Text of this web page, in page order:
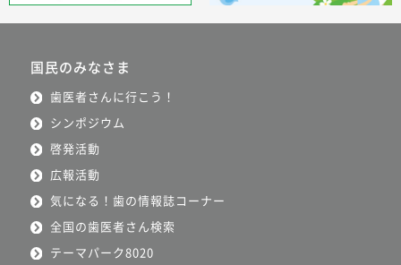
国民のみなさま
歯医者さんに行こう！
シンポジウム
啓発活動
広報活動
気になる！歯の情報誌コーナー
全国の歯医者さん検索
テーマパーク8020